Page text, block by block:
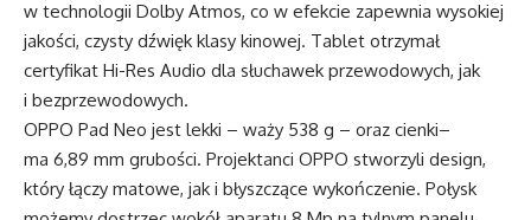
w technologii Dolby Atmos, co w efekcie zapewnia wysokiej
jakości, czysty dźwięk klasy kinowej. Tablet otrzymał
certyfikat Hi-Res Audio dla słuchawek przewodowych, jak
i bezprzewodowych.
OPPO Pad Neo jest lekki – waży 538 g – oraz cienki–
ma 6,89 mm grubości. Projektanci OPPO stworzyli design,
który łączy matowe, jak i błyszczące wykończenie. Połysk